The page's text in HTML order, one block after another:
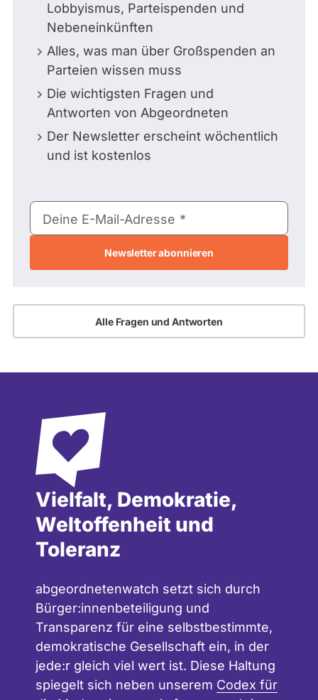
Lobbyismus, Parteispenden und
Nebeneinkünften
Alles, was man über Großspenden an
Parteien wissen muss
Die wichtigsten Fragen und
Antworten von Abgeordneten
Der Newsletter erscheint wöchentlich
und ist kostenlos
E-
Mail-
Deine E-Mail-Adresse
Alle Fragen und Antworten
Vielfalt, Demokratie,
Weltoffenheit und
Toleranz
abgeordnetenwatch setzt sich durch
Bürger:innenbeteiligung und
Transparenz für eine selbstbestimmte,
demokratische Gesellschaft ein, in der
jede:r gleich viel wert ist. Diese Haltung
spiegelt sich neben unserem Codex für